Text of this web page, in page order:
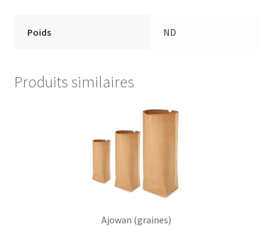
Poids ND
Produits similaires
Ajowan (graines)